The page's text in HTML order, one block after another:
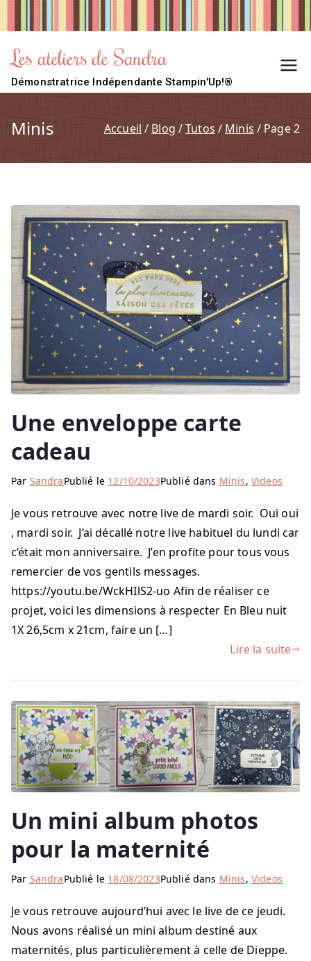
au
contenu
Les ateliers de Sandra
Démonstratrice Indépendante Stampin'Up!®
Minis Accueil Blog Tutos Minis Page 2
Une enveloppe carte
cadeau
Par SandraPublié le 12/10/2023Publié dans Minis, Videos
Je vous retrouve avec notre live de mardi soir. Oui oui
, mardi soir. J’ai décallé notre live habituel du lundi car
c’était mon anniversaire. J’en profite pour tous vous
remercier de vos gentils messages.
https://youtu.be/WckHIlS2-uo Afin de réaliser ce
projet, voici les dimensions à respecter En Bleu nuit
1X 26,5cm x 21cm, faire un […]
Lire la suite
Un mini album photos
pour la maternité
Par SandraPublié le 18/08/2023Publié dans Minis, Videos
Je vous retrouve aujourd’hui avec le live de ce jeudi.
Nous avons réalisé un mini album destiné aux
maternités, plus particulièrement à celle de Dieppe.